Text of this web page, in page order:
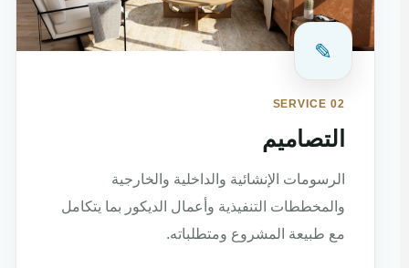
✎
SERVICE 02
التصاميم
الرسومات الإنشائية والداخلية والخارجية
والمخططات التنفيذية وأعمال الديكور بما يتكامل
مع طبيعة المشروع ومتطلباته.